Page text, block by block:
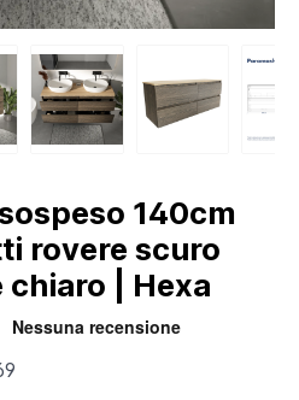
140cm
rovere scuro
| Hexa